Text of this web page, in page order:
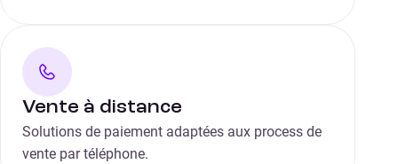
Vente à distance
Solutions de paiement adaptées aux process de
vente par téléphone.